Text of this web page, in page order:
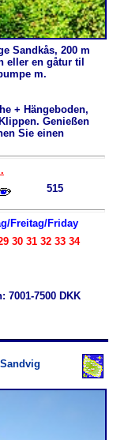
Sandkås, 200 m
eller en gåtur til
m.
+ Hängeboden,
Genießen
Sie einen
515
Freitag/Friday
30 31 32 33 34
7500 DKK
Sandvig